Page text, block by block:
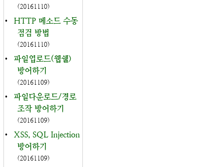
(20161110)
•
HTTP 메소드 수동
점검 방법
(20161110)
•
파일업로드(웹쉘)
방어하기
(20161109)
•
파일다운로드/경로
조작 방어하기
(20161109)
•
XSS, SQL Injection
방어하기
(20161109)